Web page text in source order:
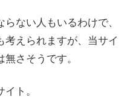
ない人もいるわけで、
考えられますが、当サイ
無さそうです。
ト。